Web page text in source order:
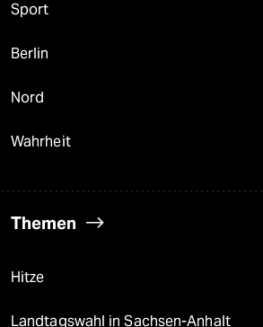
Sport
Berlin
Nord
Wahrheit
Themen
Hitze
Landtagswahl in Sachsen-Anhalt